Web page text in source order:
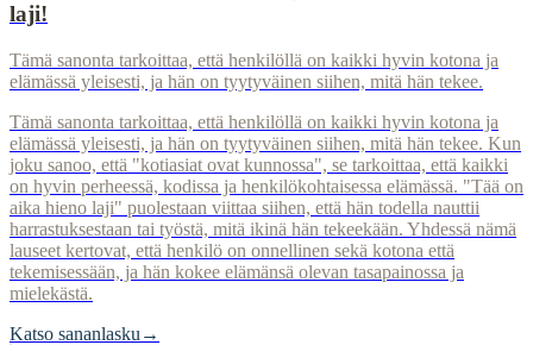
laji!
Tämä sanonta tarkoittaa, että henkilöllä on kaikki hyvin kotona ja
elämässä yleisesti, ja hän on tyytyväinen siihen, mitä hän tekee.
Tämä sanonta tarkoittaa, että henkilöllä on kaikki hyvin kotona ja
elämässä yleisesti, ja hän on tyytyväinen siihen, mitä hän tekee. Kun
joku sanoo, että "kotiasiat ovat kunnossa", se tarkoittaa, että kaikki
on hyvin perheessä, kodissa ja henkilökohtaisessa elämässä. "Tää on
aika hieno laji" puolestaan viittaa siihen, että hän todella nauttii
harrastuksestaan tai työstä, mitä ikinä hän tekeekään. Yhdessä nämä
lauseet kertovat, että henkilö on onnellinen sekä kotona että
tekemisessään, ja hän kokee elämänsä olevan tasapainossa ja
mielekästä.
Katso sananlasku →